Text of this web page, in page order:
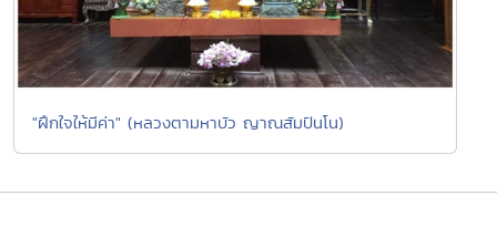
"ฝึกใจให้มีค่า" (หลวงตามหาบัว ญาณสัมปันโน)